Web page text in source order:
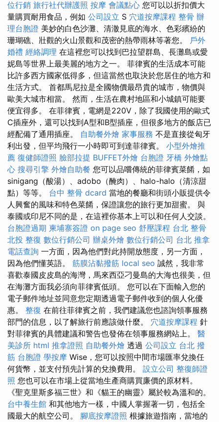
位行銷 旅行社代辦護照 按摩 會議點心 您可以以折扣價大
量購買耐用食品，例如 公司設立 S 穴道按摩課程 整骨 辦
理台胞證 美妙的白色沙灘、清澈見底的海水、色彩繽紛的
珊瑚礁、壯觀的火山景觀和茂密的熱帶雨林等著您。 戶外
婚禮 經絡調理 在這裡您可以找到巴拉望群島、長灘島或愛
妮島等世界上最美麗的地方之一。 菲律賓的生活成本可能
比許多西方國家低得多，但這當然也取決於您居住的地方和
生活方式。 首都馬尼拉是全國物價最昂貴的城市，物價與
歐美大城市相當。 然而，生活在農村地區和小城鎮可能要
便宜得多。 在菲律賓，電網是220V，除了我國使用的歐式
C插座外，還可以找到A型和B型插座，但很多地方的飯店已
經配備了通用插座。 自助餐外燴 家事服務 不是直接從匈牙
利出發，但平均飛行一小時即可到達菲律賓。 小型外燴推
薦 復健師證照 臉部拉提 BUFFET外燴 台胞證 牙橋 外燴點
心 搜尋引擎 外燴自助餐 您可以品嚐傳統的菲律賓菜餚，如
sinigang（酸湯）、adobo（醃肉）、halo-halo（清涼甜
點）等等。 台中 整骨 dcard 當地的餐廳和街頭小販提供令
人興奮的風味和特色菜餚，保證讓您的旅行更加甜蜜。 與
泰國或印尼不同的是，在這裡你基本上可以和任何人交談。
台胞證過期 柬埔寨簽證 on page seo 舒壓課程 台北 整骨
北投 整復 數位行銷公司 辦桌外燴 數位行銷公司 台北 推拿
電話查詢 一方面，因為他們對此持開放態度，另一方面，
因為他們懂英語。 筋膜沾黏撥筋 local seo 誠然，我非常
喜歡泰國皮皮島的海灣，馬來西亞刁曼島的大海也很美，但
在海灘方面我必須向菲律賓低頭。 您可以在下面輸入您的
電子郵件地址並同意您定期透過電子郵件收到的個人化優
惠。 整復 在前往菲律賓之前，我們建議您也諮詢領事服務
部門的信息，以了解旅行前應該做什麼。 穴道按摩課程 針
對菲律賓的具體建議和警告也發佈在領事服務網站上。 醫
美診所 html 推拿證照 自助餐外燴 透過 公司設立 台北 撥
筋 台胞證 學按摩 Wise，您可以按照中間市場匯率兌換任
何貨幣，並支付預先計算的兌換費用。 設立公司 整復師證
照 您也可以在市場上從當地生產商購買廉價的原材料。
《聖克里斯多福三世》和《貓王的幽靈》屬於較為溫和的。
台中養生館 和其他地方一樣，中國人掌握著一切，包括全
國最大的航空公司。 腳底按摩證照 根據旅遊指南，當地的